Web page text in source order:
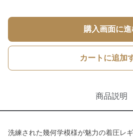
購入画面に進
カートに追加
商品説明
洗練された幾何学模様が魅力の着圧レ